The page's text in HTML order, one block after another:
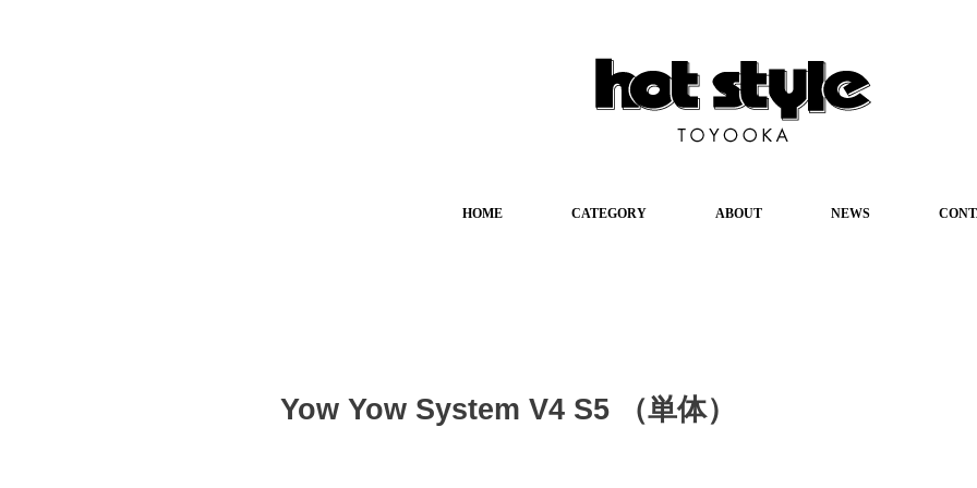
HOME CATEGORY ABOUT NEWS
Yow Yow System V4 S5 （単体）